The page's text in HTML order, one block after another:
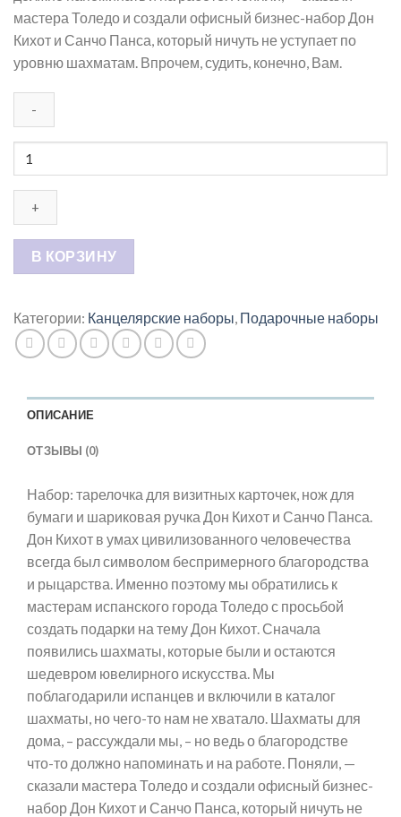
мастера Толедо и создали офисный бизнес-набор Дон
Кихот и Санчо Панса, который ничуть не уступает по
уровню шахматам. Впрочем, судить, конечно, Вам.
Количество
товара
Набор:
тарелочка
визитных
карточек,
для
бумаги
и
ручка
Дон
Панса
В КОРЗИНУ
Категории: Канцелярские наборы, Подарочные наборы
ОПИСАНИЕ
ОТЗЫВЫ (0)
Набор: тарелочка для визитных карточек, нож для
бумаги и шариковая ручка Дон Кихот и Санчо Панса.
Дон Кихот в умах цивилизованного человечества
всегда был символом беспримерного благородства
и рыцарства. Именно поэтому мы обратились к
мастерам испанского города Толедо с просьбой
создать подарки на тему Дон Кихот. Сначала
появились шахматы, которые были и остаются
шедевром ювелирного искусства. Мы
поблагодарили испанцев и включили в каталог
шахматы, но чего-то нам не хватало. Шахматы для
дома, – рассуждали мы, – но ведь о благородстве
что-то должно напоминать и на работе. Поняли, —
сказали мастера Толедо и создали офисный бизнес-
набор Дон Кихот и Санчо Панса, который ничуть не